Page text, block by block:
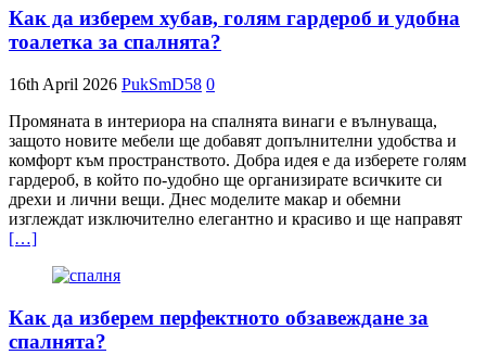
Как да изберем хубав, голям гардероб и удобна
тоалетка за спалнята?
16th April 2026 PukSmD58 0
Промяната в интериора на спалнята винаги е вълнуваща,
защото новите мебели ще добавят допълнителни удобства и
комфорт към пространството. Добра идея е да изберете голям
гардероб, в който по-удобно ще организирате всичките си
дрехи и лични вещи. Днес моделите макар и обемни
изглеждат изключително елегантно и красиво и ще направят
[…]
Как да изберем перфектното обзавеждане за
спалнята?